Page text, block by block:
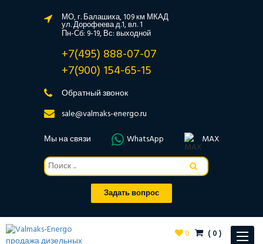
МО, г. Балашиха, 109 км МКАД
ул. Дорофеева д.1, вл. 1
Пн-Сб: 9-19, Вс: выходной
+7(495) 888-07-07
+7(900) 154-65-15
Обратный звонок
sale@valmaks-energo.ru
Мы на связи
WhatsApp MAX
Задать вопрос
Toggle
0 (0)